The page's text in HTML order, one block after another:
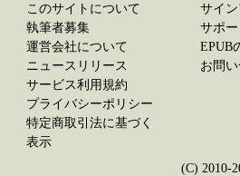
このサイトについて
執筆者募集
運営会社について
ニュースリリース
サービス利用規約
プライバシーポリシー
特定商取引法に基づく
表示
サイ
サポ
EPUB
お問
(C) 2010-